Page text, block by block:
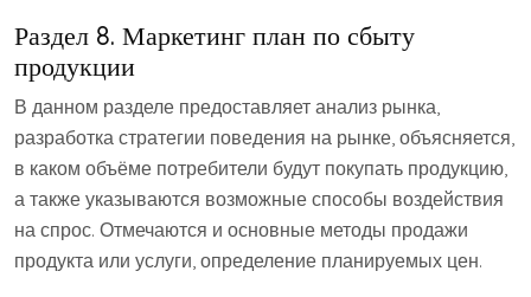
Раздел 8. Маркетинг план по сбыту
продукции
В данном разделе предоставляет анализ рынка,
разработка стратегии поведения на рынке, объясняется,
в каком объёме потребители будут покупать продукцию,
а также указываются возможные способы воздействия
на спрос. Отмечаются и основные методы продажи
продукта или услуги, определение планируемых цен.